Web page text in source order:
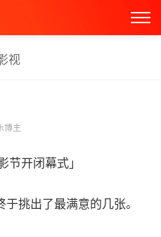
视
博主
节开闭幕式」
挑出了最满意的几张。